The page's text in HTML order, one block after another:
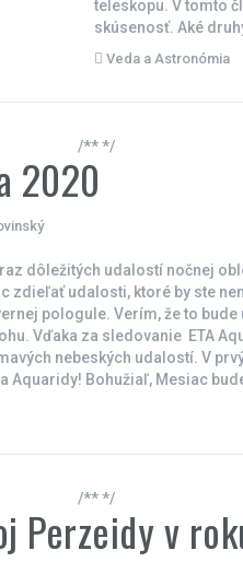
teleskopu. V tomto
skúsenosť. Aké
Veda a Astronómia
/** */
2020
dôležitých udalostí nočnej
zdieľať udalosti, ktoré by ste
pologule. Verím, že to bude
Vďaka za sledovanie ETA
nebeských udalostí. V
Aquaridy! Bohužiaľ, Mesiac
/** */
Perzeidy v